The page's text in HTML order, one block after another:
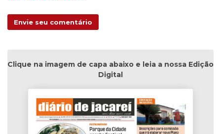
Envie seu comentário
Clique na imagem de capa abaixo e leia a nossa Edição
Digital